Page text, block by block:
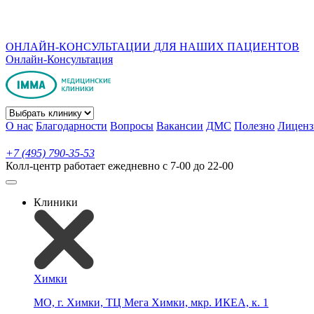
ОНЛАЙН-КОНСУЛЬТАЦИИ ДЛЯ НАШИХ ПАЦИЕНТОВ
Онлайн-Консультация
О нас Благодарности Вопросы Вакансии ДМС Полезно
+7 (495) 790-35-53
Колл-центр работает ежедневно с 7-00 до 22-00
Клиники
Химки
МО, г. Химки, ТЦ Мега Химки, мкр. ИКЕА, к. 1